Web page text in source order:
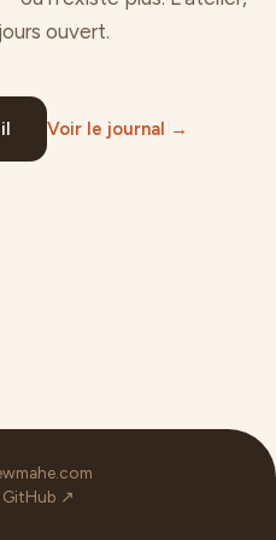
ouvert.
Voir le journal →
GitHub ↗